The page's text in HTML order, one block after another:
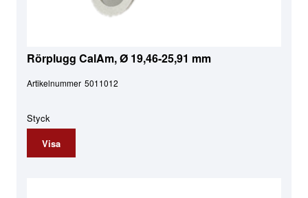
Rörplugg CalAm, Ø 19,46-25,91 mm
Artikelnummer 5011012
Styck
Visa